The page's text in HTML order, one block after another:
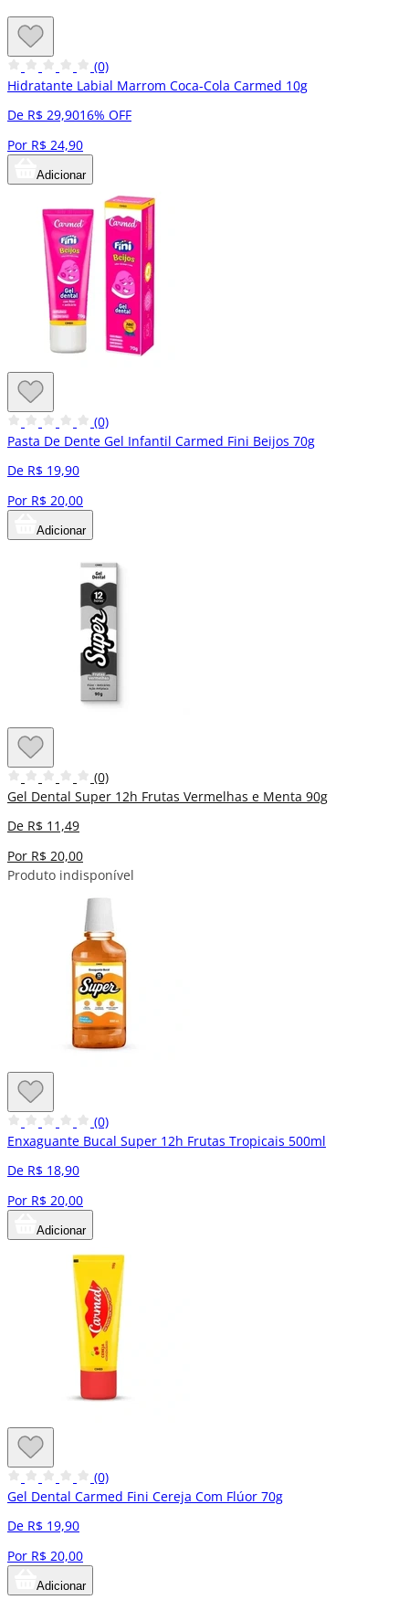
(0)
Hidratante Labial Marrom Coca-Cola Carmed 10g
De R$ 29,9016% OFF
Por R$ 24,90
Adicionar
(0)
Pasta De Dente Gel Infantil Carmed Fini Beijos 70g
De R$ 19,90
Por R$ 20,00
Adicionar
(0)
Gel Dental Super 12h Frutas Vermelhas e Menta 90g
De R$ 11,49
Por R$ 20,00
Produto indisponível
(0)
Enxaguante Bucal Super 12h Frutas Tropicais 500ml
De R$ 18,90
Por R$ 20,00
Adicionar
(0)
Gel Dental Carmed Fini Cereja Com Flúor 70g
De R$ 19,90
Por R$ 20,00
Adicionar